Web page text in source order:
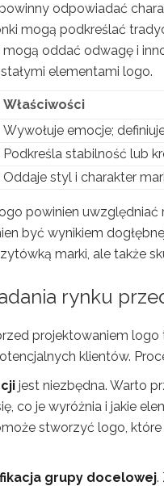
odpowiadać
mogą podkreślać
oddać odwagę i
elementami logo.
Właściwości
Wywołuje emocje;
Podkreśla stabilność lub
Oddaje styl i charakter
powinien
być wynikiem
marki, ale także
rynku
projektowaniem
klientów.
jest niezbędna. Warto
co je wyróżnia i jakie
stworzyć logo,
grupy docelowej.